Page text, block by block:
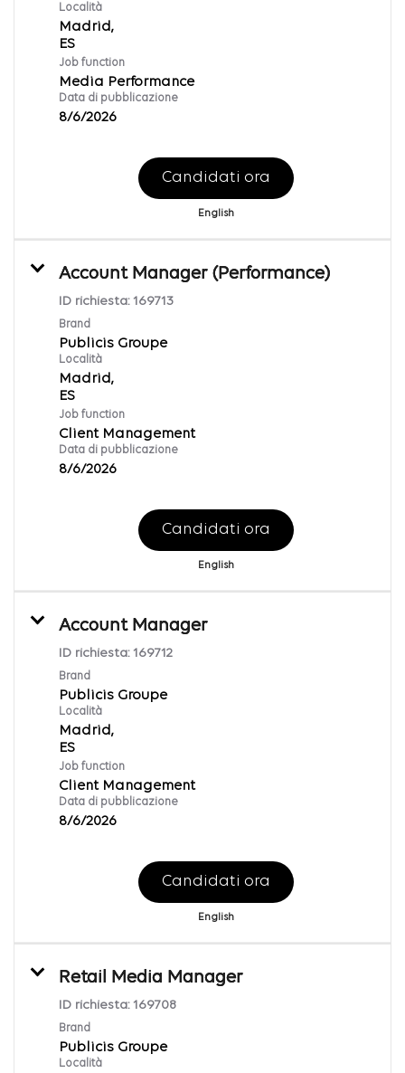
Località
Madrid,
Job function
Media Performance
Data di pubblicazione
8/6/2026
Candidati ora
English
Account Manager (Performance)
ID richiesta: 169713
Brand
Publicis Groupe
Località
Madrid,
Job function
Client Management
Data di pubblicazione
8/6/2026
Candidati ora
English
Account Manager
ID richiesta: 169712
Brand
Publicis Groupe
Località
Madrid,
Job function
Client Management
Data di pubblicazione
8/6/2026
Candidati ora
English
Retail Media Manager
ID richiesta: 169708
Brand
Publicis Groupe
Località